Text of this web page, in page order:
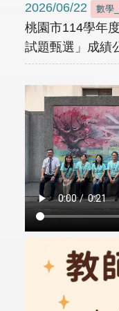
2026/06/22 數學
桃園市114學年
試題甄選」成績